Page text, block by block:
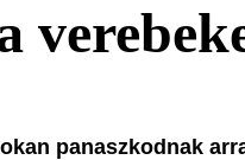
panaszkodnak